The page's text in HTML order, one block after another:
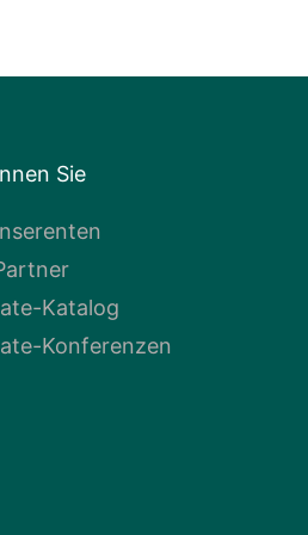
Sie
Katalog
Konferenzen